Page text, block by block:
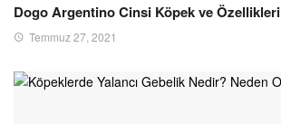
Dogo Argentino Cinsi Köpek ve Özellikleri
Temmuz 27, 2021